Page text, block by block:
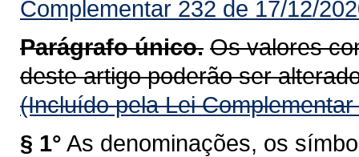
Complementar 232 de 17/12/
Parágrafo único. Os valores
deste artigo poderão ser
(Incluído pela Lei
§ 1° As denominações, os